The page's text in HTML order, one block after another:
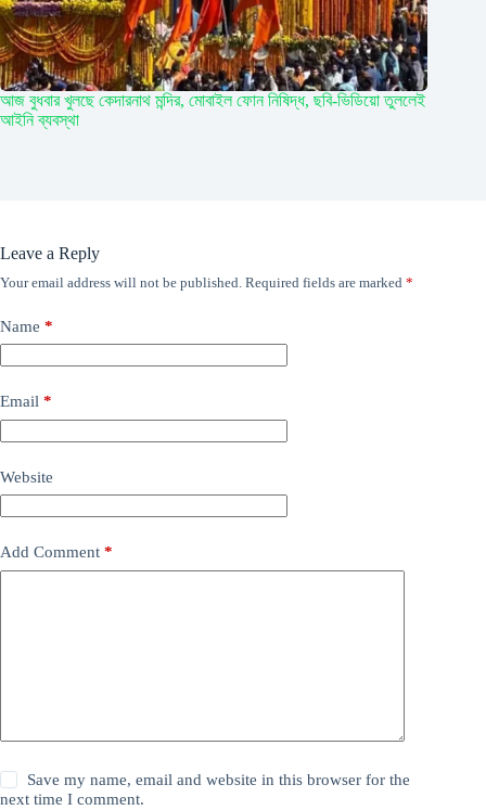
আজ বুধবার খুলছে কেদারনাথ মন্দির, মোবাইল ফোন নিষিদ্ধ, ছবি-ভিডিয়ো তুললেই
আইনি ব্যবস্থা
Leave a Reply
Your email address will not be published. Required fields are marked *
Name *
Email *
Website
Add Comment *
Save my name, email and website in this browser for the
next time I comment.